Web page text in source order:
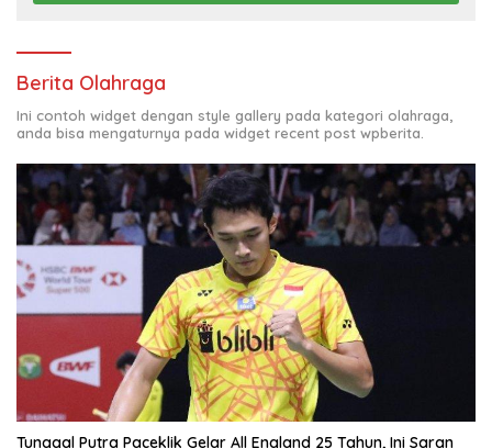
Berita Olahraga
Ini contoh widget dengan style gallery pada kategori olahraga,
anda bisa mengaturnya pada widget recent post wpberita.
Tunggal Putra Paceklik Gelar All England 25 Tahun, Ini Saran